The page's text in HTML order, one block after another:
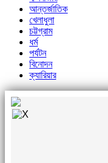
আন্তর্জাতিক
খেলাধুলা
চট্টগ্রাম
ধর্ম
পর্যটন
বিনোদন
ক্যারিয়ার